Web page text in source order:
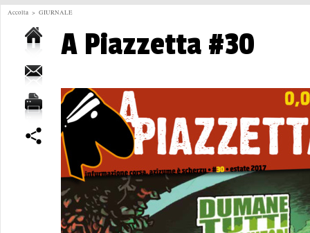
Accolta > GIURNALE
A Piazzetta #30